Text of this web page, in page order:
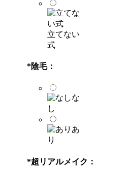
立てない
式
*陰毛：
な
し
あ
り
*超リアルメイク：